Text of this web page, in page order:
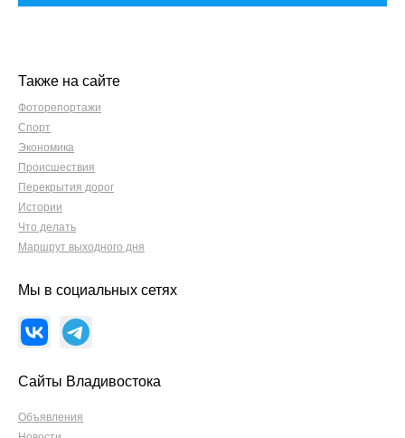
Также на сайте
Фоторепортажи
Спорт
Экономика
Происшествия
Перекрытия дорог
Истории
Что делать
Маршрут выходного дня
Мы в социальных сетях
Сайты Владивостока
Объявления